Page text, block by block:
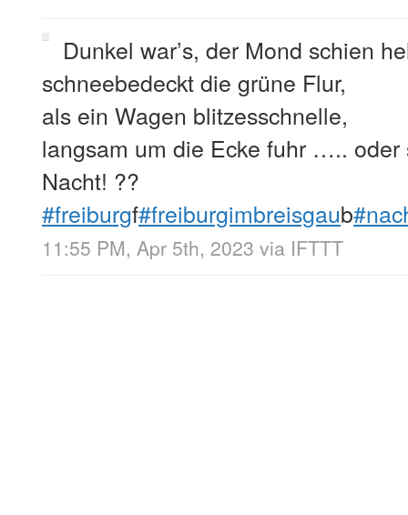
Dunkel war’s, der Mond schien
schneebedeckt die grüne Flur,
als ein Wagen blitzesschnelle,
langsam um die Ecke fuhr ….. oder
Nacht! ??
#freiburgf#freiburgimbreisgaub
11:55 PM, Apr 5th, 2023 via IFTTT